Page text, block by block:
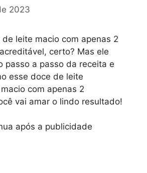
2023
leite macio com apenas 2
certo? Mas ele
passo a passo da receita e
esse doce de leite
com apenas 2
vai amar o lindo resultado!
após a publicidade